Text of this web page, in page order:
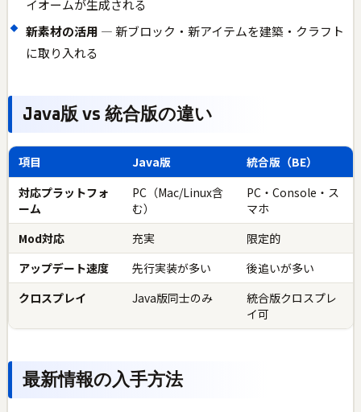
イオームが生成される
新素材の活用 — 新ブロック・新アイテムを建築・クラフト
に取り入れる
Java版 vs 統合版の違い
項目 Java版
統合版（BE）
対応プラットフォ
ーム
PC（Mac/Linux含
む）
PC・Console・ス
マホ
Mod対応
充実
限定的
アップデート速度
先行実装が多い
後追いが多い
クロスプレイ
Java版同士のみ
統合版クロスプレ
イ可
最新情報の入手方法